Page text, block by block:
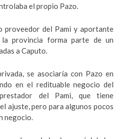
el propio Pazo.
proveedor del Pami y aportante
provincia forma parte de un
a Caputo.
se asociaría con Pazo en
en el redituable negocio del
del Pami, que tiene
ajuste, pero para algunos pocos
negocio.